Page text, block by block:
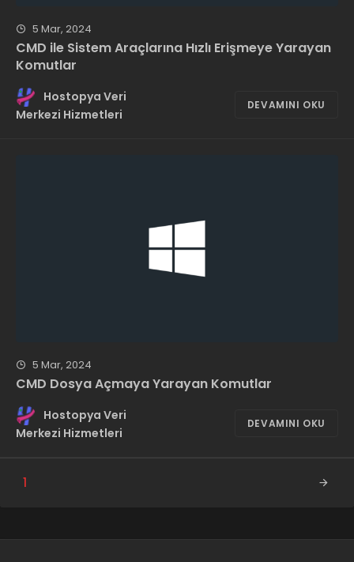
5 Mar, 2024
CMD ile Sistem Araçlarına Hızlı Erişmeye Yarayan
Komutlar
Hostopya Veri
Merkezi Hizmetleri
DEVAMINI OKU
5 Mar, 2024
CMD Dosya Açmaya Yarayan Komutlar
Hostopya Veri
Merkezi Hizmetleri
DEVAMINI OKU
1